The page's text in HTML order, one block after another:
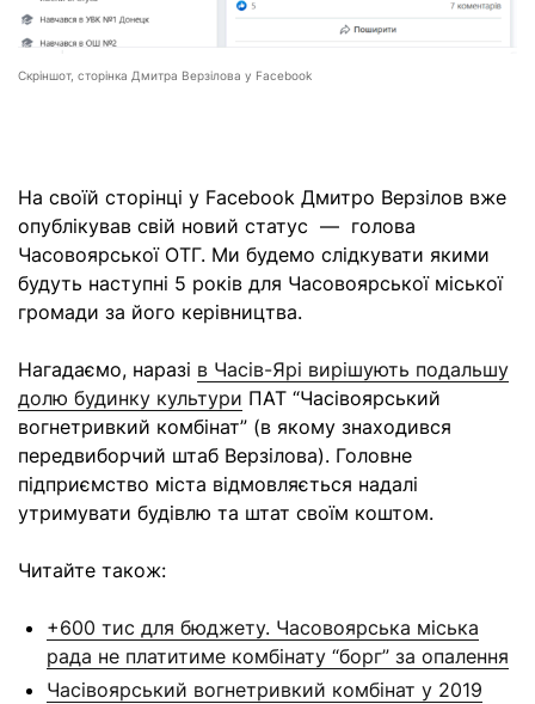
Скріншот, сторінка Дмитра Верзілова у Facebook
На своїй сторінці у Facebook Дмитро Верзілов вже
опублікував свій новий статус — голова
Часовоярської ОТГ. Ми будемо слідкувати якими
будуть наступні 5 років для Часовоярської міської
громади за його керівництва.
Нагадаємо, наразі в Часів-Ярі вирішують подальшу
долю будинку культури ПАТ “Часівоярський
вогнетривкий комбінат” (в якому знаходився
передвиборчий штаб Верзілова). Головне
підприємство міста відмовляється надалі
утримувати будівлю та штат своїм коштом.
Читайте також:
+600 тис для бюджету. Часовоярська міська
рада не платитиме комбінату “борг” за опалення
Часівоярський вогнетривкий комбінат у 2019